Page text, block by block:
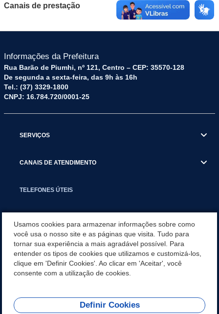
Canais de prestação
Informações da Prefeitura
Rua Barão de Piumhi, nº 121, Centro – CEP: 35570-128
De segunda a sexta-feira, das 9h às 16h
Tel.: (37) 3329-1800
CNPJ: 16.784.720/0001-25
SERVIÇOS
CANAIS DE ATENDIMENTO
TELEFONES ÚTEIS
NOTÍCIAS
APLICATIVO
Usamos cookies para armazenar informações sobre como
você usa o nosso site e as páginas que visita. Tudo para
tornar sua experiência a mais agradável possível. Para
entender os tipos de cookies que utilizamos e customizá-los,
clique em 'Definir Cookies'. Ao clicar em 'Aceitar', você
consente com a utilização de cookies.
Definir Cookies